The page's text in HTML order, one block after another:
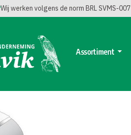
Wij werken volgens de norm BRL SVMS-007
Assortiment